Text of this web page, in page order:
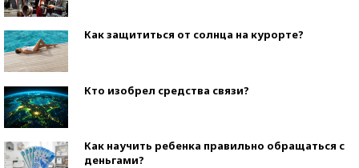
Как защититься от солнца на курорте?
Кто изобрел средства связи?
Как научить ребенка правильно обращаться с
деньгами?